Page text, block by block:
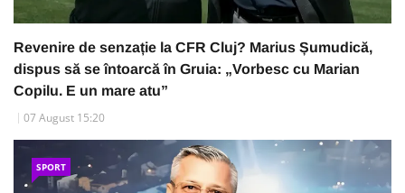
Revenire de senzație la CFR Cluj? Marius Șumudică,
dispus să se întoarcă în Gruia: „Vorbesc cu Marian
Copilu. E un mare atu”
07 August 15:20
SPORT